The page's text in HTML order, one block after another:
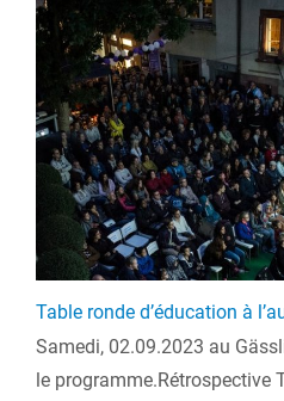
Table ronde d’éducation à
Samedi, 02.09.2023 au
le programme.Rétrospective